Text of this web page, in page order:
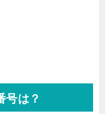
号は？